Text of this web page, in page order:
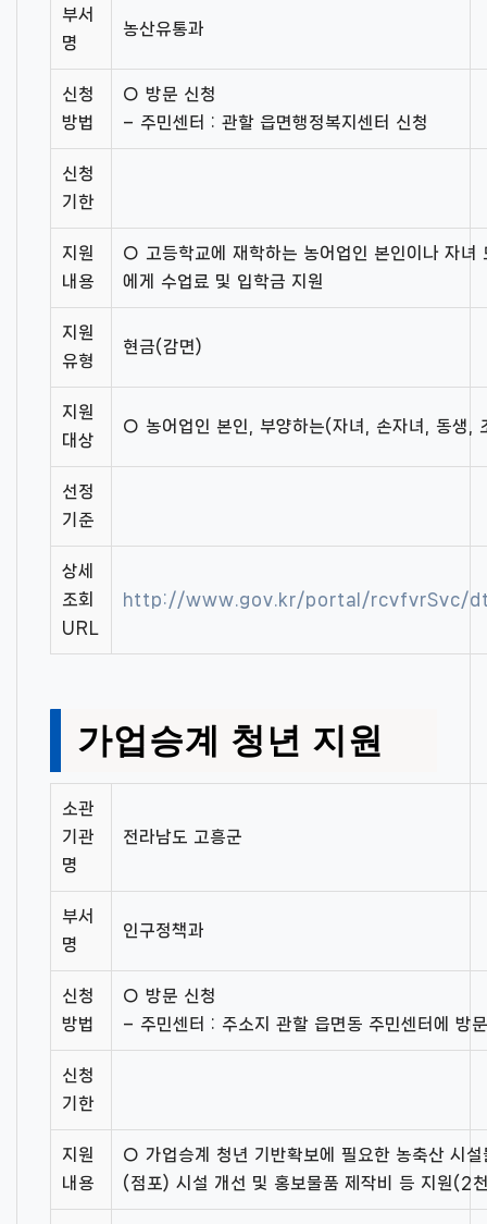
부서
명
농산유통과
신청
방법
○ 방문 신청
– 주민센터 : 관할 읍면행정복지센터 신청
신청
기한
지원
내용
○ 고등학교에 재학하는 농어업인 본인이나 자녀
에게 수업료 및 입학금 지원
지원
유형
현금(감면)
지원
대상
○ 농어업인 본인, 부양하는(자녀, 손자녀, 동생,
선정
기준
상세
조회
URL
http://www.gov.kr/portal/rcvfvrSvc/
가업승계 청년 지원
소관
기관
명
전라남도 고흥군
부서
명
인구정책과
신청
방법
○ 방문 신청
– 주민센터 : 주소지 관할 읍면동 주민센터에 방
신청
기한
지원
내용
○ 가업승계 청년 기반확보에 필요한 농축산 시
(점포) 시설 개선 및 홍보물품 제작비 등 지원(2